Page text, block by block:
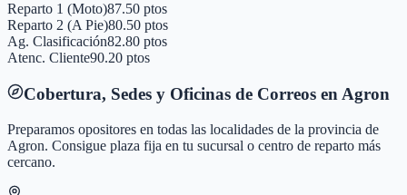
Reparto 1 (Moto)87.50 ptos
Reparto 2 (A Pie)80.50 ptos
Ag. Clasificación82.80 ptos
Atenc. Cliente90.20 ptos
Cobertura, Sedes y Oficinas de Correos en Agron
Preparamos opositores en todas las localidades de la provincia de
Agron. Consigue plaza fija en tu sucursal o centro de reparto más
cercano.